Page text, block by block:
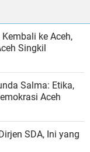
ke Aceh,
Singkil
Salma: Etika,
Aceh
SDA, Ini yang